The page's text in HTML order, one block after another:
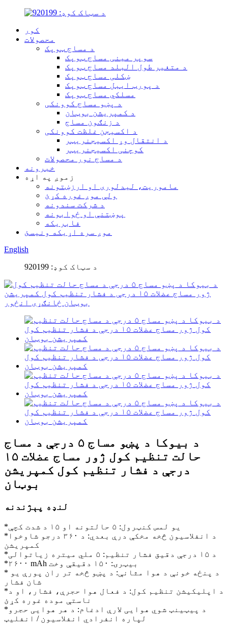
کور
محصولات
د مساج ټوپک
سوپر مینی مساج ټوپک
د متغیر طول البلد مساج ټوپک
ښکلی مساج ټوپک
د پورټ ایبل مساج ټوپک
مسلکي مساج ټوپک
د پښو مساج کوونکی
د کمپریشن بوټان
د زنګون مساج
د اکسیجن غلظت کوونکی
د انتقال وړ اکسیجنریټر
کوچنی اکسیجنریټر
د مساج نور محصولات
خبرونه
زموږ په اړه
ماموریت، لیدلوری او ارزښتونه
ولې موږ غوره کړئ
د شرکت سندونه
پوښتنې او ځوابونه
فابریکه
موږ سره اړیکه ونیسئ
English
د سټاک کوډ: 920199
د بیوکا د پښو مساج ۵ درجې د مساج
حالت تنظیم کول ژور مساج عضلات ۱۵
درجې د فشار تنظیم کول کمپریشن
بوټان
لنډه پېژندنه
*یو لمس کنټرول: ۵ حالتونه او ۱۵ د شدت کچې
*د انفلاسیون څخه مخکې درې بعدي: د ۳۶۰ درجو شاوخوا
کمپریشن
*د ۱۵ درجې دقیق فشار تنظیم: ۵ ملي میتره زیاتوالی
*۲۶۰۰ mAh بیټرۍ: ۱۵۰ دقیقې وخت
* د پنځه خونې د هوا مثانې: د پښو څخه تر ران پورې یو
شان فشار
*د اپلیکیشن تنظیم کول: د فعال هوا حجرې، فشار، او د
ناستې موده غوره کړئ
*د پیټینټ شوي هوایی لارې ادغام: د هر هوایی حجرو
لپاره انفرادي انفلاسیون / انفلیټ